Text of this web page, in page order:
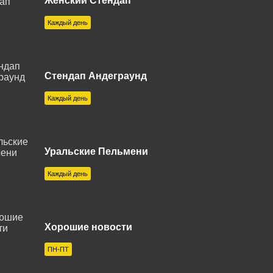
Магнитогорск 100.1 FM
107.4 FM Нижний Тагил 98.0 FM
Орел 103.9 FM
FM
Салават 98.7 FM
Саратов 100.6 FM
FM Стерлитамак 101.4 FM
Тамбов 95.9 FM
Каждый день
Стендап Андеграунд
Каждый день
Уральские Пельмени
Каждый день
Хорошие новости
ПН-ПТ